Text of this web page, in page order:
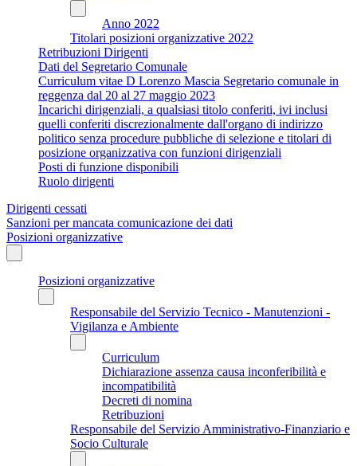
Anno 2022
Titolari posizioni organizzative 2022
Retribuzioni Dirigenti
Dati del Segretario Comunale
Curriculum vitae D Lorenzo Mascia Segretario comunale in
reggenza dal 20 al 27 maggio 2023
Incarichi dirigenziali, a qualsiasi titolo conferiti, ivi inclusi
quelli conferiti discrezionalmente dall'organo di indirizzo
politico senza procedure pubbliche di selezione e titolari di
posizione organizzativa con funzioni dirigenziali
Posti di funzione disponibili
Ruolo dirigenti
Dirigenti cessati
Sanzioni per mancata comunicazione dei dati
Posizioni organizzative
Posizioni organizzative
Responsabile del Servizio Tecnico - Manutenzioni -
Vigilanza e Ambiente
Curriculum
Dichiarazione assenza causa inconferibilità e
incompatibilità
Decreti di nomina
Retribuzioni
Responsabile del Servizio Amministrativo-Finanziario e
Socio Culturale